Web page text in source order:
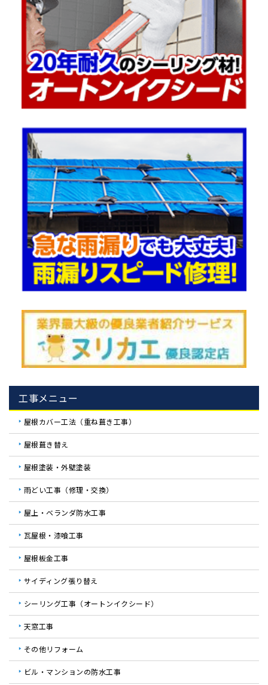
工事メニュー
屋根カバー工法（重ね葺き工事）
屋根葺き替え
屋根塗装・外壁塗装
雨どい工事（修理・交換）
屋上・ベランダ防水工事
瓦屋根・漆喰工事
屋根板金工事
サイディング張り替え
シーリング工事（オートンイクシード）
天窓工事
その他リフォーム
ビル・マンションの防水工事